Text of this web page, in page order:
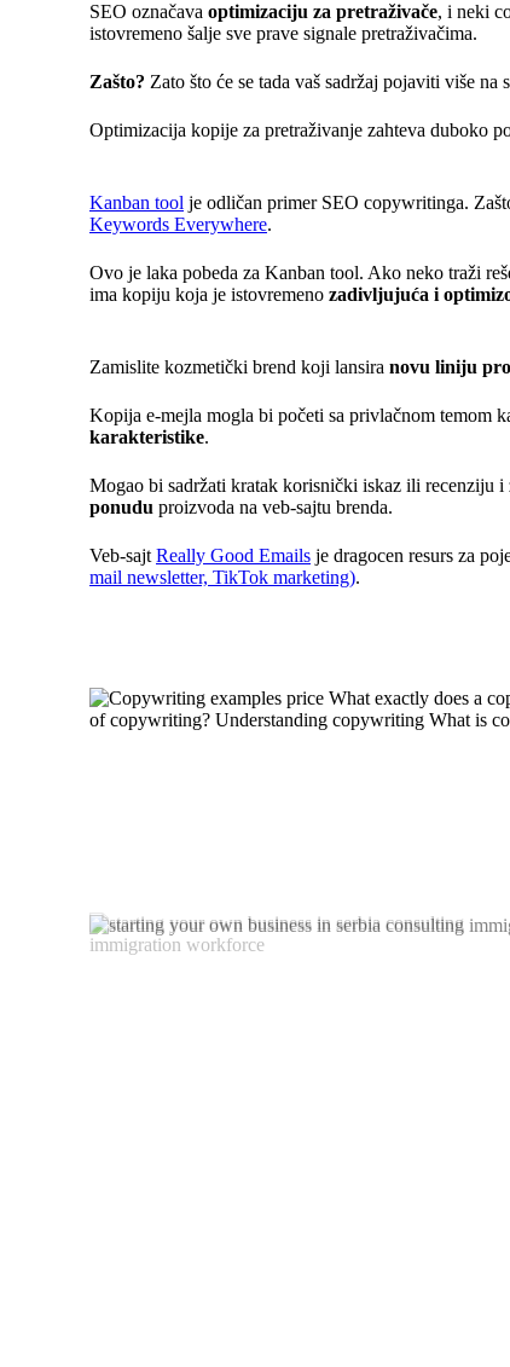
SEO označava optimizaciju za pretraživače, i neki
istovremeno šalje sve prave signale pretraživačima.
Zašto? Zato što će se tada vaš sadržaj pojaviti više
Optimizacija kopije za pretraživanje zahteva duboko
Kanban tool je odličan primer SEO copywritinga.
Keywords Everywhere.
Ovo je laka pobeda za Kanban tool. Ako neko traži
ima kopiju koja je istovremeno zadivljujuća i
Zamislite kozmetički brend koji lansira novu liniju
Kopija e-mejla mogla bi početi sa privlačnom temom
karakteristike.
Mogao bi sadržati kratak korisnički iskaz ili recenziju
ponudu proizvoda na veb-sajtu brenda.
Veb-sajt Really Good Emails je dragocen resurs za
mail newsletter, TikTok marketing).